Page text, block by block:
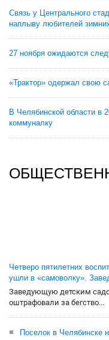
Связь у Центрального
наплыву любителей
27 ноября ожидаются
«Трактор» одержал свою
В Челябинской области в
коммуналку
Четверо пятилетних
ушли в «самоволку».
Заведующую детским
оштрафовали за бегство...
Поселок в Челябинске